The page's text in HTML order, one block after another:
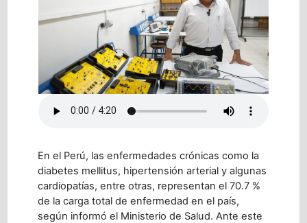
En el Perú, las enfermedades crónicas como la
diabetes mellitus, hipertensión arterial y algunas
cardiopatías, entre otras, representan el 70.7 %
de la carga total de enfermedad en el país,
según informó el Ministerio de Salud. Ante este